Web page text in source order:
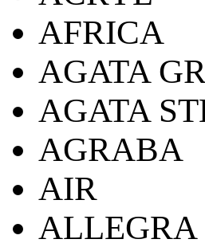
AFRICA
AGATA
AGATA
AGRABA
AIR
ALLEGRA